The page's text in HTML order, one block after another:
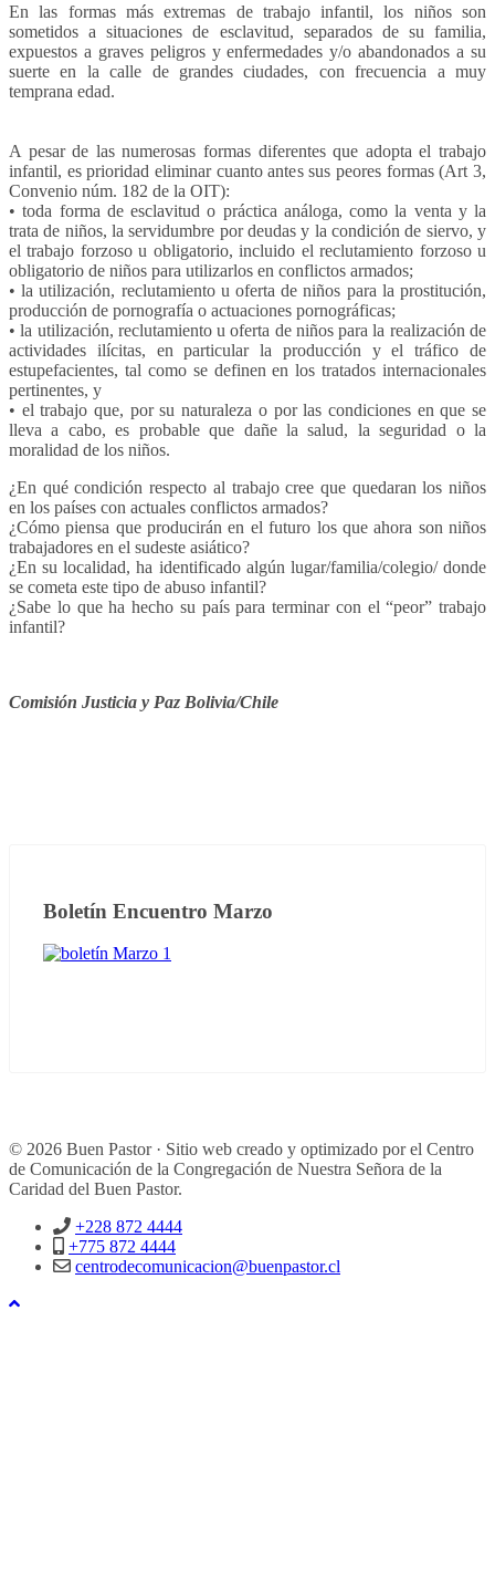
En las formas más extremas de trabajo infantil, los niños son
sometidos a situaciones de esclavitud, separados de su familia,
expuestos a graves peligros y enfermedades y/o abandonados a su
suerte en la calle de grandes ciudades, con frecuencia a muy
temprana edad.
A pesar de las numerosas formas diferentes que adopta el trabajo
infantil, es prioridad eliminar cuanto antes sus peores formas (Art 3,
Convenio núm. 182 de la OIT):
• toda forma de esclavitud o práctica análoga, como la venta y la
trata de niños, la servidumbre por deudas y la condición de siervo, y
el trabajo forzoso u obligatorio, incluido el reclutamiento forzoso u
obligatorio de niños para utilizarlos en conflictos armados;
• la utilización, reclutamiento u oferta de niños para la prostitución,
producción de pornografía o actuaciones pornográficas;
• la utilización, reclutamiento u oferta de niños para la realización de
actividades ilícitas, en particular la producción y el tráfico de
estupefacientes, tal como se definen en los tratados internacionales
pertinentes, y
• el trabajo que, por su naturaleza o por las condiciones en que se
lleva a cabo, es probable que dañe la salud, la seguridad o la
moralidad de los niños.
¿En qué condición respecto al trabajo cree que quedaran los niños
en los países con actuales conflictos armados?
¿Cómo piensa que producirán en el futuro los que ahora son niños
trabajadores en el sudeste asiático?
¿En su localidad, ha identificado algún lugar/familia/colegio/ donde
se cometa este tipo de abuso infantil?
¿Sabe lo que ha hecho su país para terminar con el “peor” trabajo
infantil?
Comisión Justicia y Paz Bolivia/Chile
Boletín Encuentro Marzo
© 2026 Buen Pastor · Sitio web creado y optimizado por el Centro
de Comunicación de la Congregación de Nuestra Señora de la
Caridad del Buen Pastor.
+228 872 4444
+775 872 4444
centrodecomunicacion@buenpastor.cl